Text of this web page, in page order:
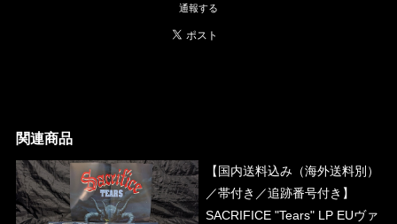
通報する
関連商品
【国内送料込み（海外送料別）
／帯付き／追跡番号付き】
SACRIFICE "Tears" LP EUヴァ